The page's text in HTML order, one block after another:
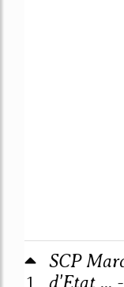
SCP
d'Etat ...